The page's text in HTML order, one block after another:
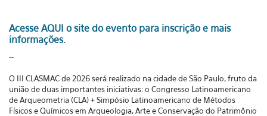
Acesse AQUI o site do evento para inscrição e mais
informações.
--
O III CLASMAC de 2026 será realizado na cidade de São Paulo, fruto da
união de duas importantes iniciativas: o Congresso Latinoamericano
de Arqueometria (CLA) + Simpósio Latinoamericano de Métodos
Físicos e Químicos em Arqueologia, Arte e Conservação do Patrimônio